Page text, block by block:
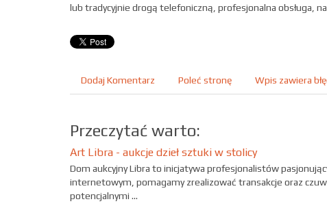
lub tradycyjnie drogą telefoniczną, profesjonalna obsługa,
Dodaj Komentarz Poleć stronę Wpis zawiera
Przeczytać warto:
Art Libra - aukcje dzieł sztuki w stolicy
Dom aukcyjny Libra to inicjatywa profesjonalistów
internetowym, pomagamy zrealizować transakcje oraz
potencjalnymi ...